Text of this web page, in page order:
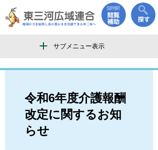
サブメニュー表示
令和6年度介護報酬
改定に関するお知
らせ